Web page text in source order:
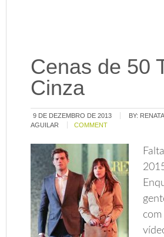
Cenas de 50
Cinza
9 DE DEZEMBRO DE 2013 BY: RENATA
AGUILAR
COMMENT